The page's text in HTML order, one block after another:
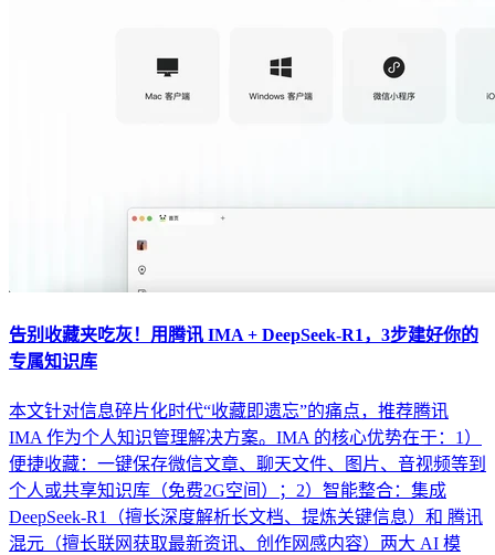
告别收藏夹吃灰！用腾讯 IMA + DeepSeek-R1，3步建好你的
专属知识库
本文针对信息碎片化时代“收藏即遗忘”的痛点，推荐腾讯
IMA 作为个人知识管理解决方案。IMA 的核心优势在于：1）
便捷收藏：一键保存微信文章、聊天文件、图片、音视频等到
个人或共享知识库（免费2G空间）；2）智能整合：集成
DeepSeek-R1（擅长深度解析长文档、提炼关键信息）和 腾讯
混元（擅长联网获取最新资讯、创作网感内容）两大 AI 模